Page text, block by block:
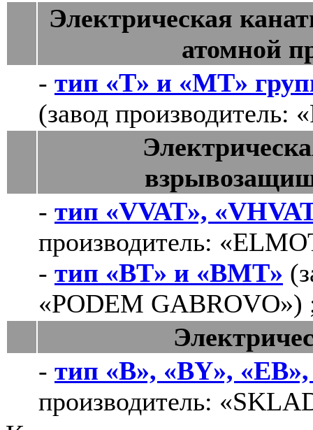
Электрическая
атомной
- тип «T» и «МT»
(завод
- тип «VVAT»,
производитель:
- тип «BT» и «BMT»
«PODEM GABROVO»)
- тип «В», «BY»,
производитель: